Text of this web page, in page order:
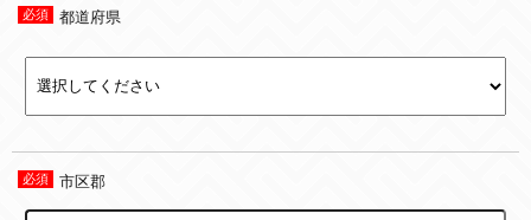
都道府県
市区郡